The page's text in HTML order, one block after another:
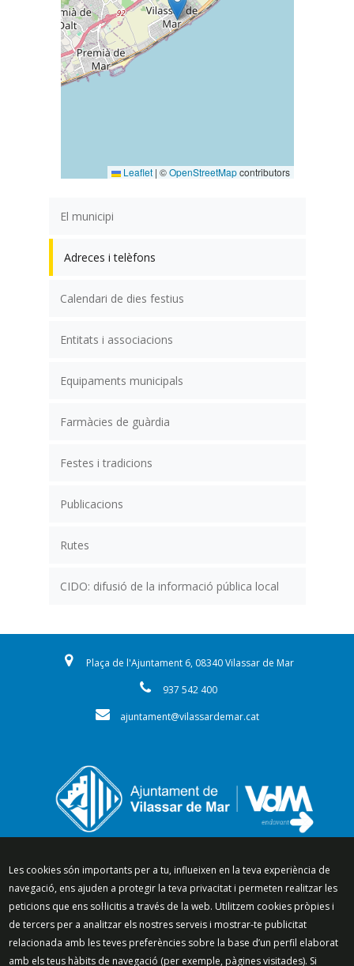
El municipi
Adreces i telèfons
Calendari de dies festius
Entitats i associacions
Equipaments municipals
Farmàcies de guàrdia
Festes i tradicions
Publicacions
Rutes
CIDO: difusió de la informació pública local
Leaflet | ©OpenStreetMapcontributors
Plaça de l'Ajuntament 6, 08340 Vilassar de Mar
937 542 400
ajuntament@vilassardemar.cat
Segueix-nos a:
Mapa del lloc Política de Privacitat
Les cookies són importants per a tu, influeixen en la teva experiència de
navegació, ens ajuden a protegir la teva privacitat i permeten realitzar les
peticions que ens sol·licitis a través de la web. Utilitzem cookies pròpies i
de tercers per a analitzar els nostres serveis i mostrar-te publicitat
relacionada amb les teves preferències sobre la base d’un perfil elaborat
amb els teus hàbits de navegació (per exemple, pàgines visitades). Si